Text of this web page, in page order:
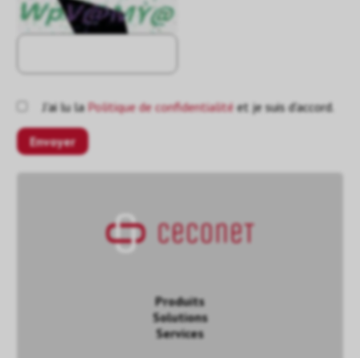
J'ai lu laPolitique de confidentialitéet je suis d'accord.
Produits
Solutions
Services